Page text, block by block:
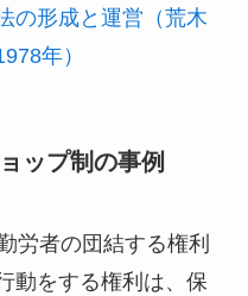
の形成と運営（荒木
年）
ップ制の事例
労者の団結する権利
動をする権利は、保